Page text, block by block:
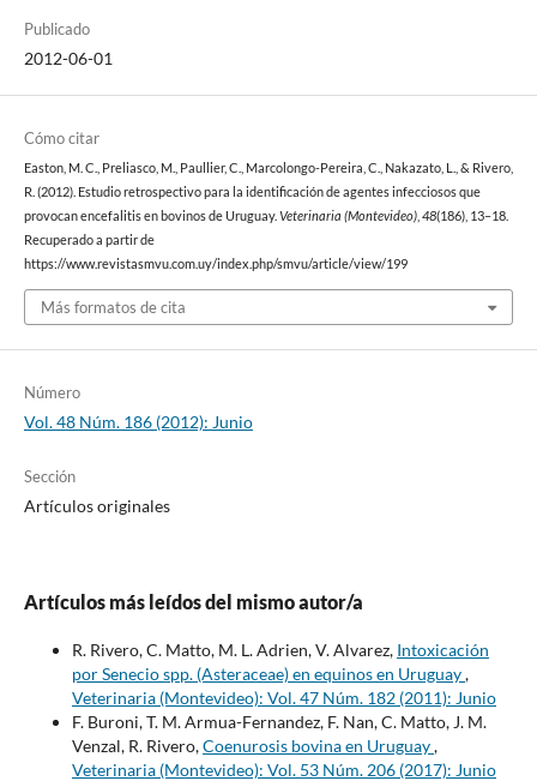
Publicado
2012-06-01
Cómo citar
Easton, M. C., Preliasco, M., Paullier, C., Marcolongo-Pereira, C., Nakazato, L., & Rivero,
R. (2012). Estudio retrospectivo para la identificación de agentes infecciosos que
provocan encefalitis en bovinos de Uruguay. Veterinaria (Montevideo), 48(186), 13–18.
Recuperado a partir de
https://www.revistasmvu.com.uy/index.php/smvu/article/view/199
Más formatos de cita
Número
Vol. 48 Núm. 186 (2012): Junio
Sección
Artículos originales
Artículos más leídos del mismo autor/a
R. Rivero, C. Matto, M. L. Adrien, V. Alvarez, Intoxicación
por Senecio spp. (Asteraceae) en equinos en Uruguay,
Veterinaria (Montevideo): Vol. 47 Núm. 182 (2011): Junio
F. Buroni, T. M. Armua-Fernandez, F. Nan, C. Matto, J. M.
Venzal, R. Rivero,Coenurosis bovina en Uruguay,
Veterinaria (Montevideo): Vol. 53 Núm. 206 (2017): Junio